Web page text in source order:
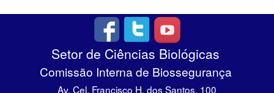
Setor de Ciências Biológicas
Comissão Interna de Biossegurança
Av. Cel. Francisco H. dos Santos, 100